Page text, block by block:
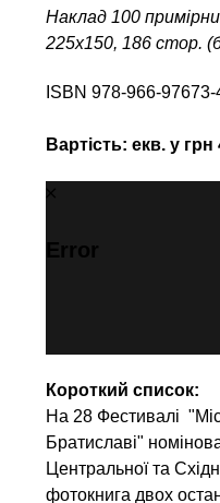
Наклад 100
225х150, 186 стор.
ISBN 978-966-97673-
Вартість: екв. у грн
Error
Короткий список:
На 28 Фестивалі
Братиславі"
Центральної та
фотокнига двох